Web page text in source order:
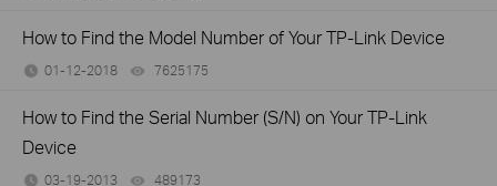
How to Find the Model Number of Your TP-Link Device
01-12-2018 7625175
How to Find the Serial Number (S/N) on Your TP-Link
Device
03-19-2013 489173